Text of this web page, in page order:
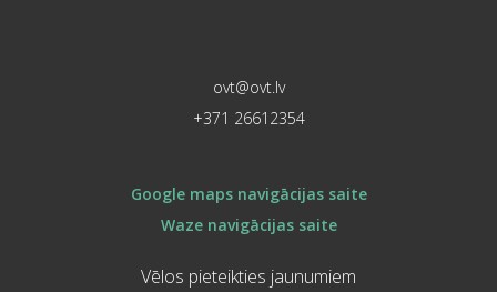
ovt@ovt.lv
+371 26612354
Google maps navigācijas saite
Waze navigācijas saite
Vēlos pieteikties jaunumiem